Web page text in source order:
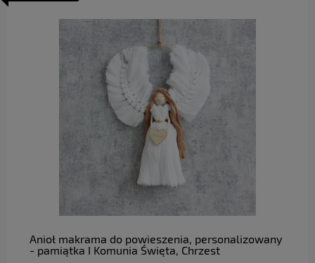
Anioł makrama do powieszenia, personalizowany
- pamiątka I Komunia Święta, Chrzest
do koszyka